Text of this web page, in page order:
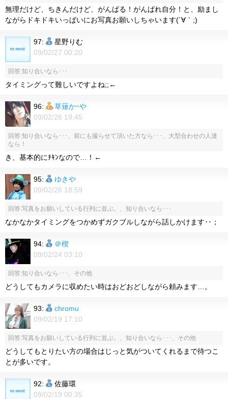
無理だけど、ちきんだけど、がんばる！がんばれ自分！と、励まし
ながらドキドキいっぱいにお写真お願いしちゃいます(´∀｀;)
97:
星野りむ
09/02/27 00:20
回答:知り合いなら･･･
タイミングって難しいですよね;;←
96:
草薙かｰや
09/02/26 19:45
回答:知り合いなら･･･、前にも撮らせて頂いた方なら･･･、大型合わせの人達
なら！
き、基本的にﾁｷﾝなので…！←
95:
ゆきや
09/02/26 18:59
回答:写真をお願いしている行列に並ぶ。、知り合いなら･･･
なかなかタイミングをつかめずガクブルしながら話しかけます‥；
94:
＠楔
09/02/24 03:10
回答:知り合いなら･･･、その他
どうしてもカメラに収めたい時はおどおどしながら頼みます…。
93:
chromu
09/02/19 17:10
回答:写真をお願いしている行列に並ぶ。、知り合いなら･･･、その他
どうしてもとりたい方の場合はじっと気がついてくれるまで待つこ
とが多いです。
92:
佐藤環
09/02/19 00:35